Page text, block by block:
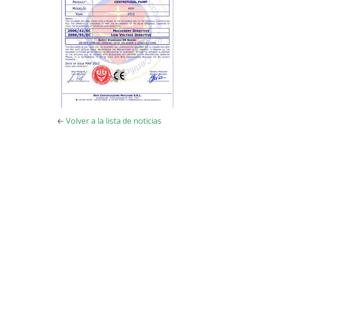
← Volver a la lista de noticias